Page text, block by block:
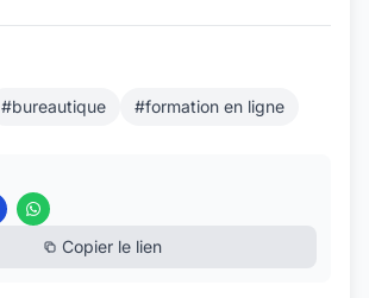
#bureautique #formation en ligne
Copier le lien